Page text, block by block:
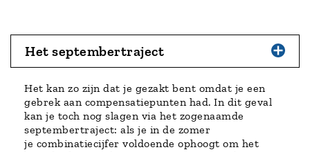
Het septembertraject
Het kan zo zijn dat je gezakt bent omdat je een
gebrek aan compensatiepunten had. In dit geval
kan je toch nog slagen via het zogenaamde
septembertraject: als je in de zomer
je combinatiecijfer voldoende ophoogt om het